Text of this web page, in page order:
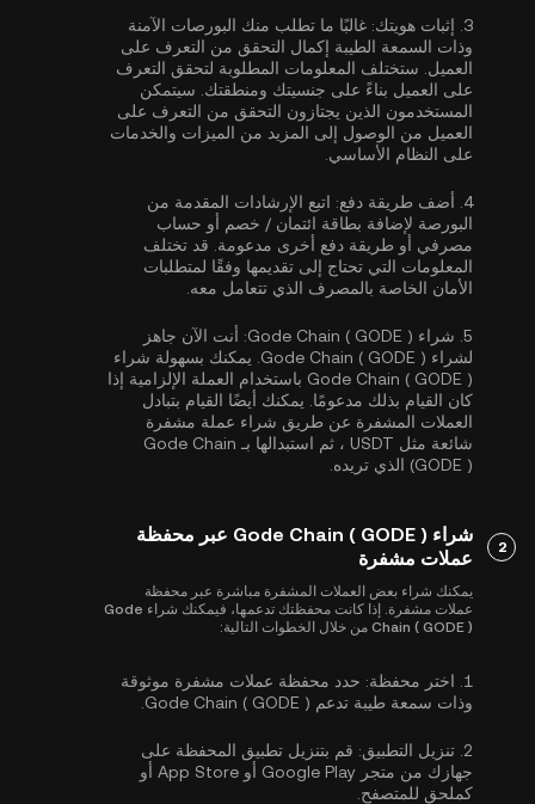
3. إثبات هويتك: غالبًا ما تطلب منك البورصات الآمنة
وذات السمعة الطيبة إكمال التحقق من التعرف على
العميل . ستختلف المعلومات المطلوبة لتحقق التعرف
على العميل بناءً على جنسيتك ومنطقتك. سيتمكن
المستخدمون الذين يجتازون التحقق من التعرف على
العميل من الوصول إلى المزيد من الميزات والخدمات
على النظام الأساسي.
4. أضف طريقة دفع: اتبع الإرشادات المقدمة من
البورصة لإضافة بطاقة ائتمان / خصم أو حساب
مصرفي أو طريقة دفع أخرى مدعومة. قد تختلف
المعلومات التي تحتاج إلى تقديمها وفقًا لمتطلبات
الأمان الخاصة بالمصرف الذي تتعامل معه.
5. شراء Gode Chain ( GODE ):
أنت الآن جاهز
لشراء Gode Chain ( GODE ). يمكنك بسهولة شراء
Gode Chain ( GODE ) باستخدام العملة الإلزامية إذا
كان القيام بذلك مدعومًا. يمكنك أيضًا القيام بتبادل
العملات المشفرة عن طريق شراء عملة مشفرة
شائعة مثل USDT
، ثم استبدالها بـ Gode Chain
(GODE ) الذي تريده.
2
شراء Gode Chain ( GODE ) عبر محفظة
عملات مشفرة
يمكنك شراء بعض العملات المشفرة مباشرة عبر محفظة
عملات مشفرة. إذا كانت محفظتك تدعمها، فيمكنك شراء Gode
Chain ( GODE ) من خلال الخطوات التالية:
1. اختر محفظة: حدد محفظة عملات مشفرة موثوقة
وذات سمعة طيبة تدعم Gode Chain ( GODE ).
2. تنزيل التطبيق: قم بتنزيل تطبيق المحفظة على
جهازك من متجر Google Play أو App Store أو
كملحق للمتصفح.